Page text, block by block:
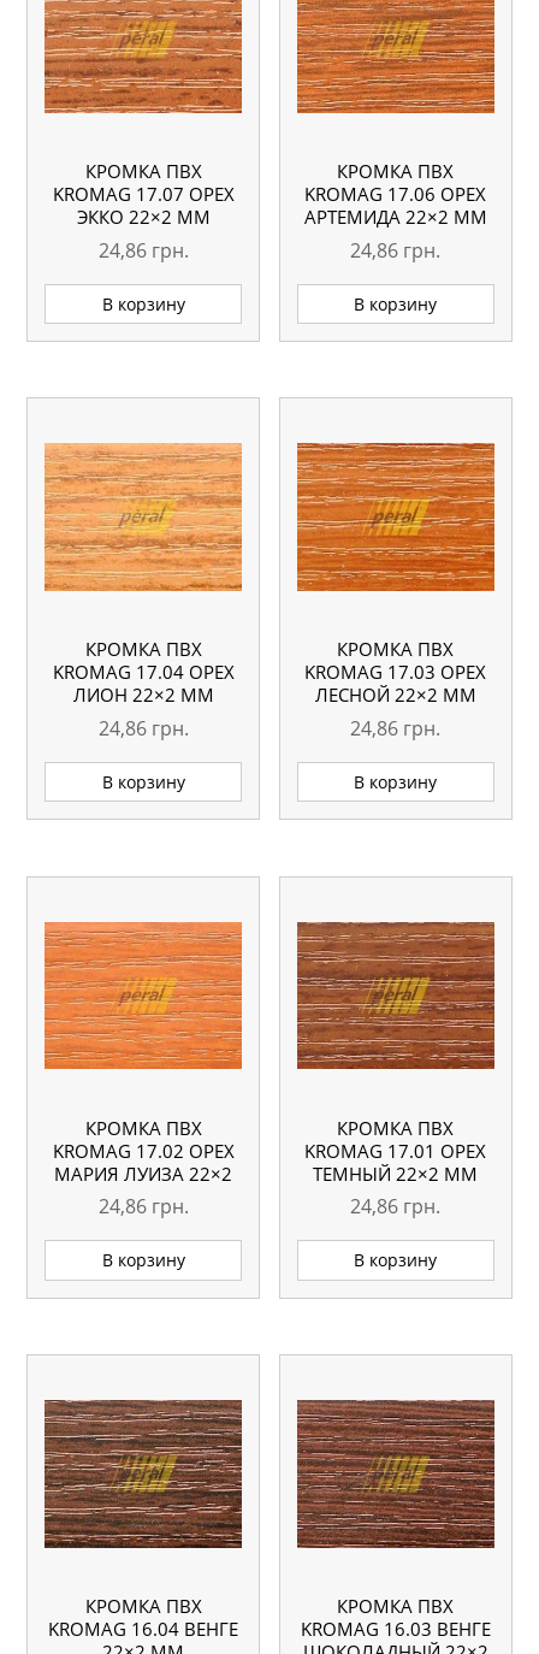
КРОМКА ПВХ
KROMAG 17.07 ОРЕХ
ЭККО 22×2 ММ
24,86 грн.
В корзину
КРОМКА ПВХ
KROMAG 17.06 ОРЕХ
АРТЕМИДА 22×2 ММ
24,86 грн.
В корзину
КРОМКА ПВХ
KROMAG 17.04 ОРЕХ
ЛИОН 22×2 ММ
24,86 грн.
В корзину
КРОМКА ПВХ
KROMAG 17.03 ОРЕХ
ЛЕСНОЙ 22×2 ММ
24,86 грн.
В корзину
КРОМКА ПВХ
KROMAG 17.02 ОРЕХ
МАРИЯ ЛУИЗА 22×2
ММ
24,86 грн.
В корзину
КРОМКА ПВХ
KROMAG 17.01 ОРЕХ
ТЕМНЫЙ 22×2 ММ
24,86 грн.
В корзину
КРОМКА ПВХ
KROMAG 16.04 ВЕНГЕ
КРОМКА ПВХ
KROMAG 16.03 ВЕНГЕ